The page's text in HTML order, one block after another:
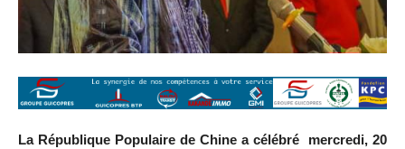
La République Populaire de Chine a célébré mercredi, 20